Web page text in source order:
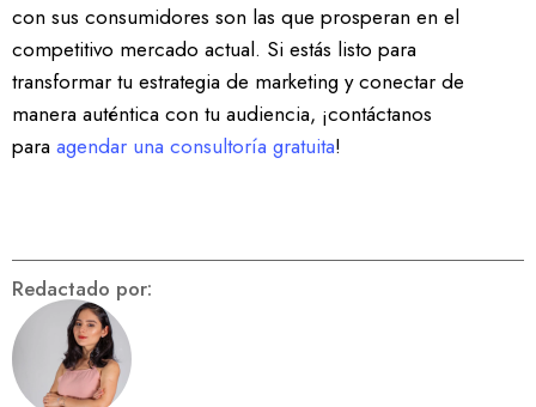
con sus consumidores son las que prosperan en el
competitivo mercado actual. Si estás listo para
transformar tu estrategia de marketing y conectar de
manera auténtica con tu audiencia, ¡contáctanos
para agendar una consultoría gratuita!
Redactado por: